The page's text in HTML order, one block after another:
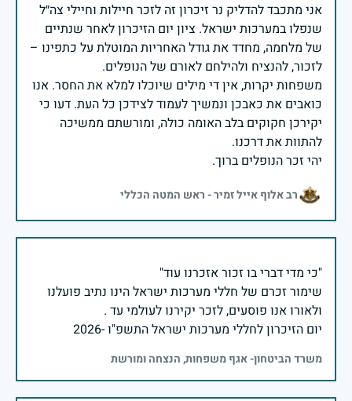
אני מתכבד להדליק נר זיכרון זה לזכר חיילות וחיילי צה״ל
שנפלו במערכות ישראל. ציון יום הזיכרון לאחר שנתיים
של מלחמה, מחדד את גודל האחריות המוטלת על כתפינו –
משפחות יקרות, אין די מילים שיוכלו למלא את החסר. אנו
כואבים את כאבכן ונמשיך לעמוד לצידכן כל העת. דעו כי
יקירכן חקוקים בלב האומה כולה, ומורשתם ממשיכה
יהי זכר הנופלים ברוך.
רב אלוף אייל זמיר - ראש המטה הכללי
שימור זכרם של חללי מערכות ישראל הינו נתיב פועלנו
יום הזיכרון לחללי מערכות ישראל התשפ"ו -2026
משרד הביטחון- אגף משפחות, הנצחה ומורשת